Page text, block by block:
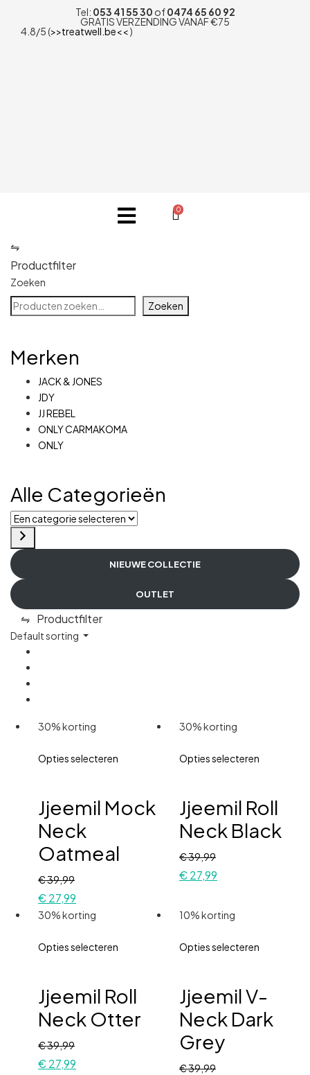
Tel: 053 41 55 30 of0474 65 60 92
GRATIS VERZENDING VANAF €75
4.8/5 (>>treatwell.be<<)
0
Zoeken
Zoeken
Merken
JACK & JONES
JDY
JJ REBEL
ONLY CARMAKOMA
ONLY
Alle Categorieën
NIEUWE COLLECTIE
OUTLET
Default sorting
30% korting
Opties selecteren
Jjeemil Mock
Neck
Oatmeal
€39,99
€27,99
30% korting
Opties selecteren
Jjeemil Roll
Neck Black
€39,99
€27,99
30% korting
Opties selecteren
Jjeemil Roll
Neck Otter
€39,99
€27,99
10% korting
Opties selecteren
Jjeemil V-
Neck Dark
Grey
€39,99